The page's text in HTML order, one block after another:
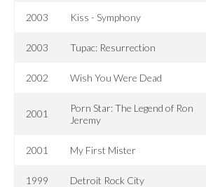
2003 Kiss - Symphony
2003 Tupac: Resurrection
2002 Wish You Were Dead
2001
Porn Star: The Legend of Ron
Jeremy
2001 My First Mister
1999 Detroit Rock City